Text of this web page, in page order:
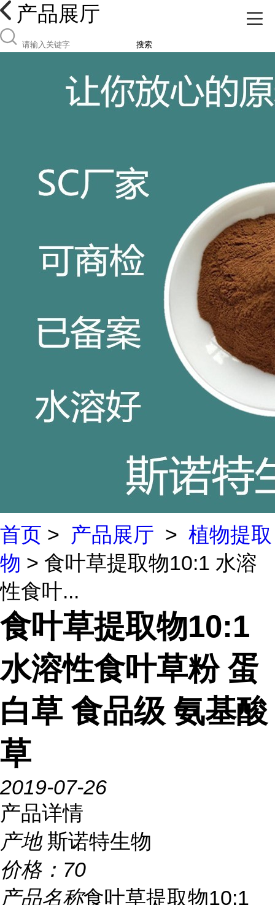
产品展厅
搜索
首页 > 产品展厅 > 植物提取
物 > 食叶草提取物10:1 水溶
性食叶...
食叶草提取物10:1
水溶性食叶草粉 蛋
白草 食品级 氨基酸
草
2019-07-26
产品详情
产地 斯诺特生物
价格： 70
产品名称食叶草提取物10:1